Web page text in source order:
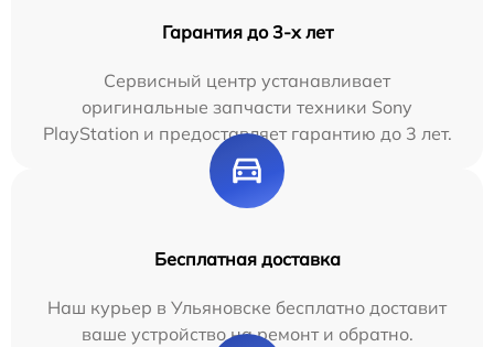
Гарантия до 3-х лет
Сервисный центр устанавливает
оригинальные запчасти техники Sony
PlayStation и предоставляет гарантию до 3 лет.
Бесплатная доставка
Наш курьер в Ульяновске бесплатно доставит
ваше устройство на ремонт и обратно.